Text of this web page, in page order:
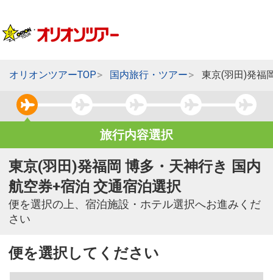
オリオンツアーTOP 国内旅行・ツアー 東京(羽田)発福
旅行内容選択
東京(羽田)発福岡 博多・天神行き 国内
航空券+宿泊 交通宿泊選択
便を選択の上、宿泊施設・ホテル選択へお進みくだ
さい
便を選択してください